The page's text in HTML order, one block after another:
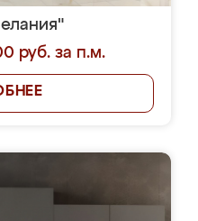
руб. за п.м.